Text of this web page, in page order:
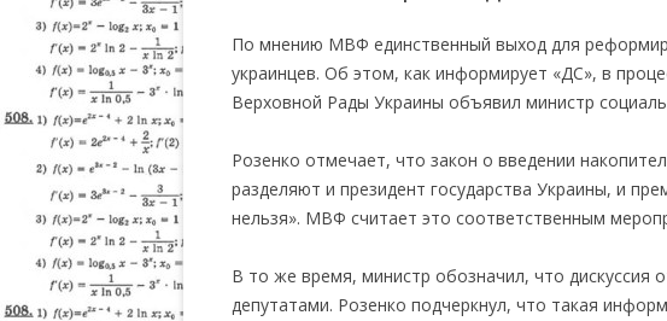
По мнению МВФ единственный выход для
украинцев. Об этом, как информирует «ДС», в
Верховной Рады Украины объявил министр
Розенко отмечает, что закон о введении
разделяют и президент государства Украины, и
нельзя». МВФ считает это соответственным
В то же время, министр обозначил, что
депутатами. Розенко подчеркнул, что такая